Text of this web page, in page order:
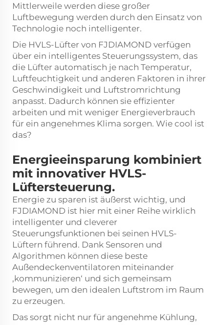
Mittlerweile werden diese großer
Luftbewegung werden durch den Einsatz von
Technologie noch intelligenter.
Die HVLS-Lüfter von FJDIAMOND verfügen
über ein intelligentes Steuerungssystem, das
die Lüfter automatisch je nach Temperatur,
Luftfeuchtigkeit und anderen Faktoren in ihrer
Geschwindigkeit und Luftstromrichtung
anpasst. Dadurch können sie effizienter
arbeiten und mit weniger Energieverbrauch
für ein angenehmes Klima sorgen. Wie cool ist
das?
Energieeinsparung kombiniert
mit innovativer HVLS-
Lüftersteuerung.
Energie zu sparen ist äußerst wichtig, und
FJDIAMOND ist hier mit einer Reihe wirklich
intelligenter und cleverer
Steuerungsfunktionen bei seinen HVLS-
Lüftern führend. Dank Sensoren und
Algorithmen können diese beste
Außendeckenventilatoren miteinander
‚kommunizieren‘ und sich gemeinsam
bewegen, um den idealen Luftstrom im Raum
zu erzeugen.
Das sorgt nicht nur für angenehme Kühlung,